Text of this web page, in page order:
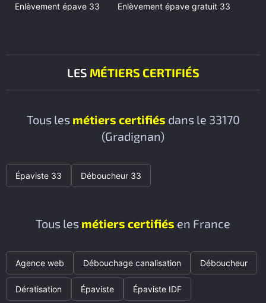
Enlèvement épave 33 Enlèvement épave gratuit 33
LES MÉTIERS CERTIFIÉS
Tous les métiers certifiés dans le 33170
(Gradignan)
Épaviste 33 Déboucheur 33
Tous les métiers certifiés en France
Agence web Débouchage canalisation Déboucheur
Dératisation Épaviste Épaviste IDF